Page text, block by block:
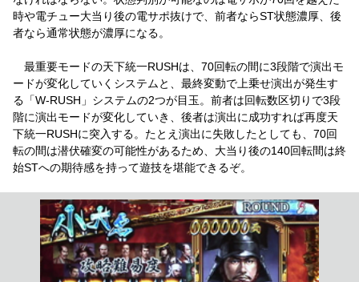
時や電チュー大当り後の電サポ抜けで、前者ならST状態濃厚、後
者なら通常状態が濃厚になる。
最重要モードの天下統一RUSHは、70回転の間に3段階で演出モ
ードが変化していくシステムと、最終変動で上乗せ演出が発生す
る「W-RUSH」システムの2つが目玉。前者は回転数区切りで3段
階に演出モードが変化していき、後者は演出に成功すれば再度天
下統一RUSHに突入する。たとえ演出に失敗したとしても、70回
転の間は潜伏確変の可能性があるため、大当り後の140回転間は終
始STへの期待感を持って遊技を堪能できるぞ。